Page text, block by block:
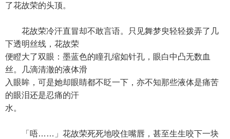
了花故荣的头顶。
花故荣冷汗直冒却不敢言语。只见舞梦臾轻轻拨弄了几
下透明丝线，花故荣
便瞪大了双眼：墨蓝色的瞳孔缩如针孔，眼白中凸无数血
丝。几滴清澈的液体滑
入眼眸，可是她却眼睛都不眨一下，亦不知那些液体是痛苦
的眼泪还是忍痛的汗
水。
「唔……」花故荣死死地咬住嘴唇，甚至生生咬下一块